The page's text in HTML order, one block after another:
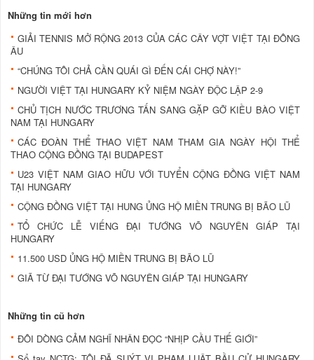
Những tin mới hơn
GIẢI TENNIS MỞ RỘNG 2013 CỦA CÁC CÂY VỢT VIỆT TẠI ĐÔNG
ÂU
“CHÚNG TÔI CHẢ CẦN QUÁI GÌ ĐẾN CÁI CHỢ NÀY!”
NGƯỜI VIỆT TẠI HUNGARY KỶ NIỆM NGÀY ĐỘC LẬP 2-9
CHỦ TỊCH NƯỚC TRƯƠNG TẤN SANG GẶP GỠ KIỀU BÀO VIỆT
NAM TẠI HUNGARY
CÁC ĐOÀN THỂ THAO VIỆT NAM THAM GIA NGÀY HỘI THỂ
THAO CỘNG ĐỒNG TẠI BUDAPEST
U23 VIỆT NAM GIAO HỮU VỚI TUYỂN CỘNG ĐỒNG VIỆT NAM
TẠI HUNGARY
CỘNG ĐỒNG VIỆT TẠI HUNG ỦNG HỘ MIỀN TRUNG BỊ BÃO LŨ
TỔ CHỨC LỄ VIẾNG ĐẠI TƯỚNG VÕ NGUYÊN GIÁP TẠI
HUNGARY
11.500 USD ỦNG HỘ MIỀN TRUNG BỊ BÃO LŨ
GIÃ TỪ ĐẠI TƯỚNG VÕ NGUYÊN GIÁP TẠI HUNGARY
Những tin cũ hơn
ĐÔI DÒNG CẢM NGHĨ NHÂN ĐỌC “NHỊP CẦU THẾ GIỚI”